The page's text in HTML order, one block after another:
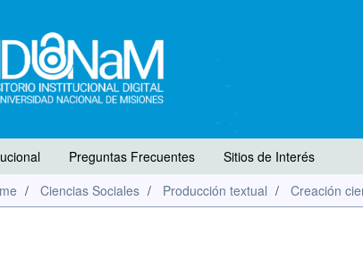
Preguntas Frecuentes
Sitios de Interés
Ciencias Sociales Producción textual Creación